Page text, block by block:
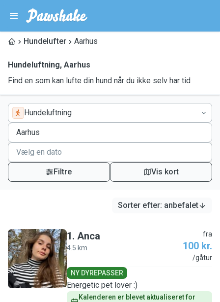
Hundelufter Aarhus
Hundeluftning, Aarhus
Find en som kan lufte din hund når du ikke selv har tid
Hundeluftning
Filtre Vis kort
Sorter efter: anbefalet
A
1. Anca
4.5 km
fra
100 kr.
/gåtur
NY DYREPASSER
Energetic pet lover :)
Kalenderen er blevet aktualiseret for